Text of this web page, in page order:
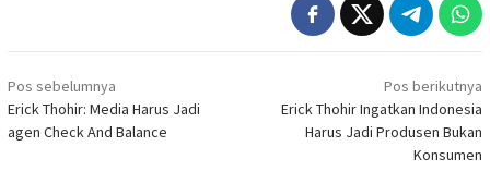
Navigasi
pos
Pos sebelumnya
Erick Thohir: Media Harus Jadi
agen Check And Balance
Pos berikutnya
Erick Thohir Ingatkan Indonesia
Harus Jadi Produsen Bukan
Konsumen